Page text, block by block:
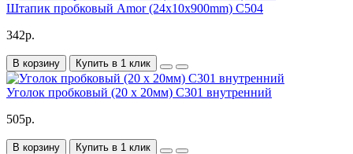
Штапик пробковый Amor (24х10x900mm) C504
342р.
В корзину Купить в 1 клик
Уголок пробковый (20 х 20мм) C301 внутренний
505р.
В корзину Купить в 1 клик